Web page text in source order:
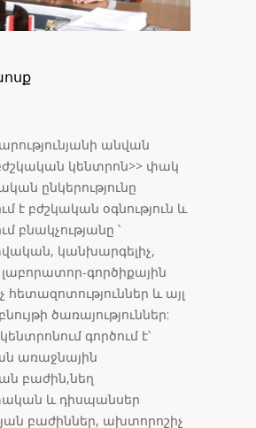
անվան
կենտրոն>> փակ
ընկերությունը
է բժշկական օգնություն և
բնակչությանը ՝
կանխարգելիչ,
գործիքային
և այլ
ծառայություններ:
գործում է՝
առաջնային
բաժին,նեղ
և դիսպանսեր
բաժիններ, ախտորոշիչ